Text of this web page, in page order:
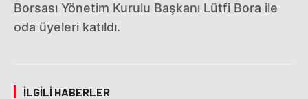
Borsası Yönetim Kurulu Başkanı Lütfi Bora ile
oda üyeleri katıldı.
İLGILI HABERLER